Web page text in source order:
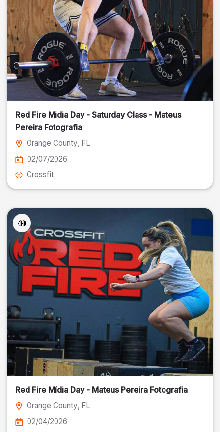
Red Fire Midia Day - Saturday Class - Mateus
Pereira Fotografia
Orange County, FL
02/07/2026
Crossfit
Red Fire Mídia Day - Mateus Pereira Fotografia
Orange County, FL
02/04/2026